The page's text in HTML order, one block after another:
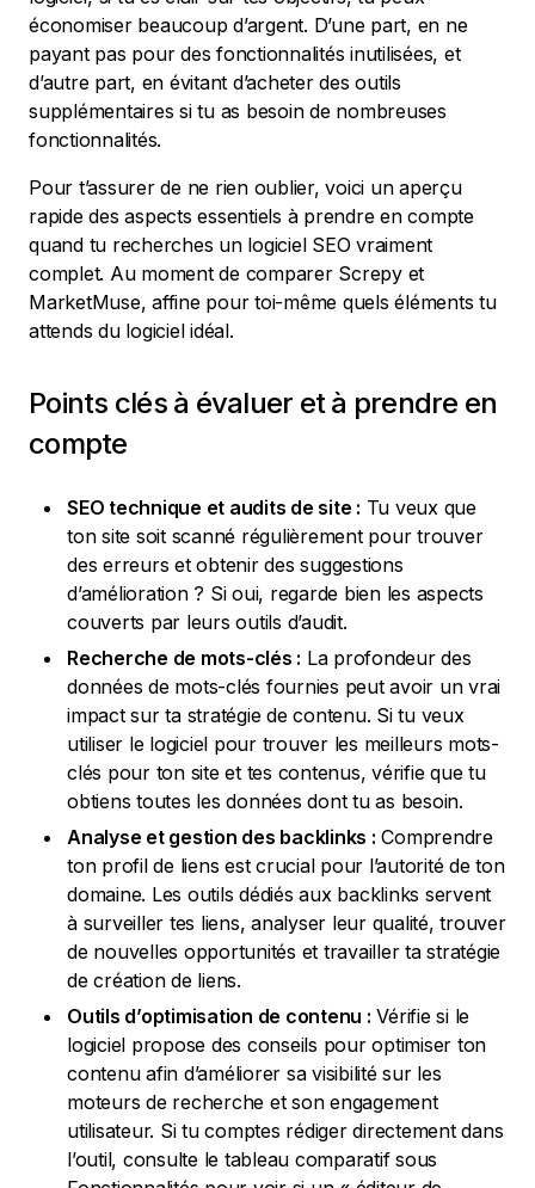
économiser beaucoup d’argent. D’une part, en ne
payant pas pour des fonctionnalités inutilisées, et
d’autre part, en évitant d’acheter des outils
supplémentaires si tu as besoin de nombreuses
fonctionnalités.
Pour t’assurer de ne rien oublier, voici un aperçu
rapide des aspects essentiels à prendre en compte
quand tu recherches un logiciel SEO vraiment
complet. Au moment de comparer Screpy et
MarketMuse, affine pour toi-même quels éléments tu
attends du logiciel idéal.
Points clés à évaluer et à prendre en
compte
SEO technique et audits de site : Tu veux que
ton site soit scanné régulièrement pour trouver
des erreurs et obtenir des suggestions
d’amélioration ? Si oui, regarde bien les aspects
couverts par leurs outils d’audit.
Recherche de mots-clés : La profondeur des
données de mots-clés fournies peut avoir un vrai
impact sur ta stratégie de contenu. Si tu veux
utiliser le logiciel pour trouver les meilleurs mots-
clés pour ton site et tes contenus, vérifie que tu
obtiens toutes les données dont tu as besoin.
Analyse et gestion des backlinks : Comprendre
ton profil de liens est crucial pour l’autorité de ton
domaine. Les outils dédiés aux backlinks servent
à surveiller tes liens, analyser leur qualité, trouver
de nouvelles opportunités et travailler ta stratégie
de création de liens.
Outils d’optimisation de contenu : Vérifie si le
logiciel propose des conseils pour optimiser ton
contenu afin d’améliorer sa visibilité sur les
moteurs de recherche et son engagement
utilisateur. Si tu comptes rédiger directement dans
l’outil, consulte le tableau comparatif sous